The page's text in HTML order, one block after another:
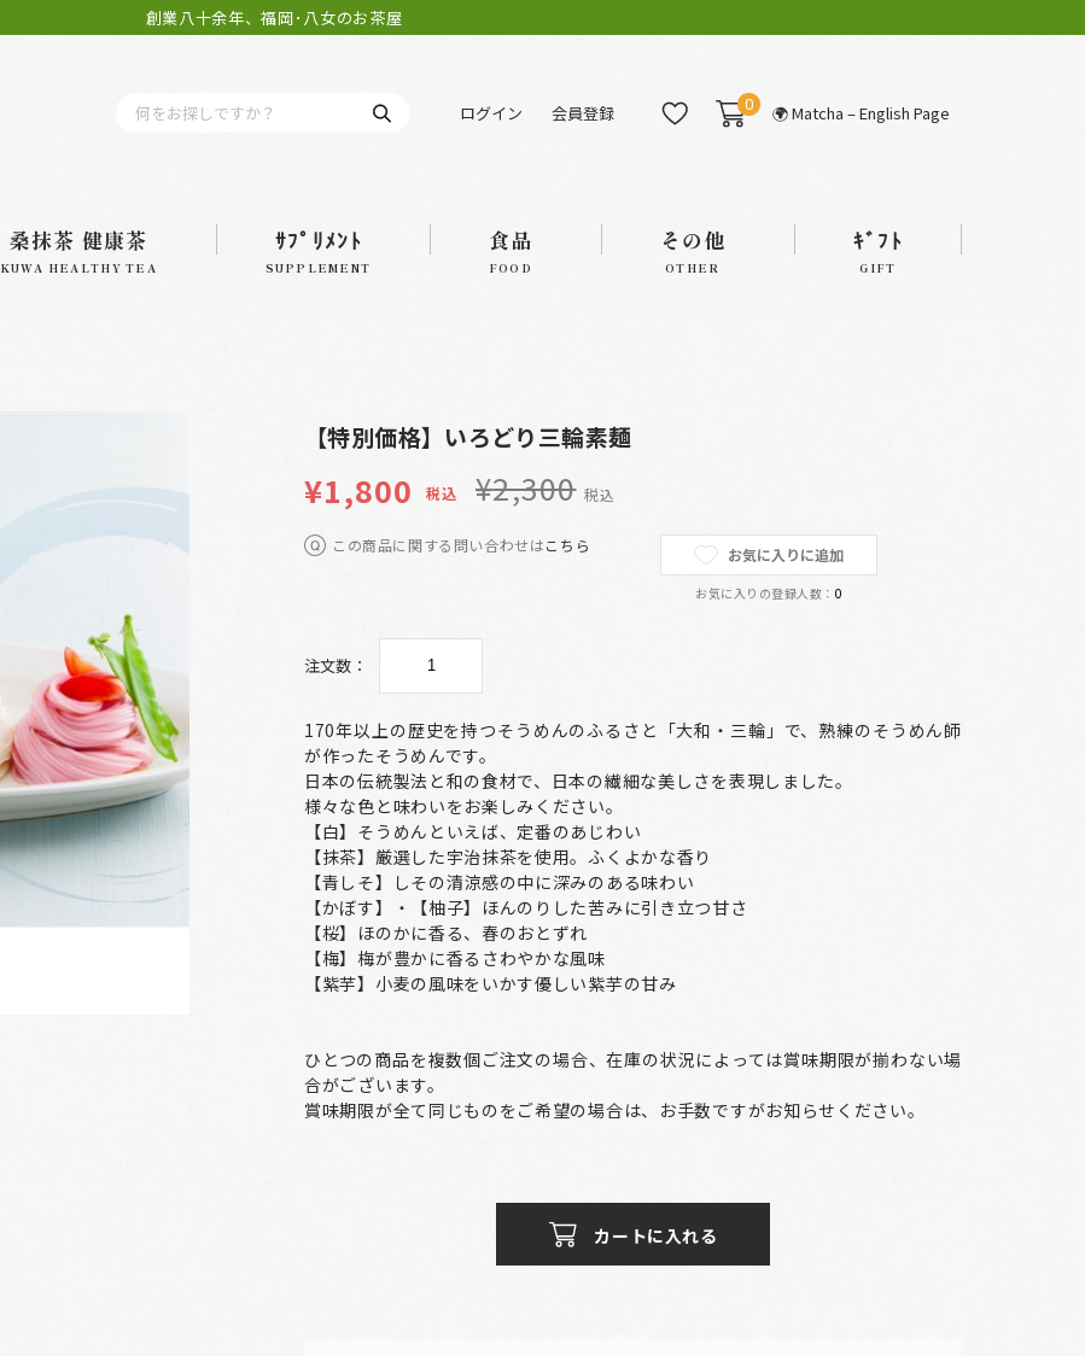
創業八十余年、福岡･八女のお茶屋
ログイン 会員登録 0 🌍 Matcha – English Page
桑抹茶 健康茶
KUWA HEALTHY TEA
ｻﾌﾟﾘﾒﾝﾄ
SUPPLEMENT
食品
FOOD
その他
OTHER
ｷﾞﾌﾄ
GIFT
【特別価格】いろどり三輪素麺
¥1,800 税込 ¥2,300 税込
この商品に関する問い合わせはこちら お気に入りに追加
お気に入りの登録人数： 0
注文数：
170年以上の歴史を持つそうめんのふるさと「大和・三輪」で、熟練のそうめん師
が作ったそうめんです。
日本の伝統製法と和の食材で、日本の繊細な美しさを表現しました。
様々な色と味わいをお楽しみください。
【白】そうめんといえば、定番のあじわい
【抹茶】厳選した宇治抹茶を使用。ふくよかな香り
【青しそ】しその清涼感の中に深みのある味わい
【かぼす】・【柚子】ほんのりした苦みに引き立つ甘さ
【桜】ほのかに香る、春のおとずれ
【梅】梅が豊かに香るさわやかな風味
【紫芋】小麦の風味をいかす優しい紫芋の甘み
ひとつの商品を複数個ご注文の場合、在庫の状況によっては賞味期限が揃わない場
合がございます。
賞味期限が全て同じものをご希望の場合は、お手数ですがお知らせください。
カートに入れる